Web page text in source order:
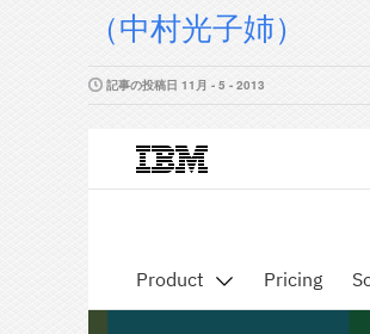
（中村光子姉）
記事の投稿日 11月 - 5 - 2013